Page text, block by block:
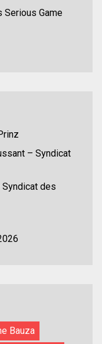
Serious Game
– Syndicat
des
Bauza